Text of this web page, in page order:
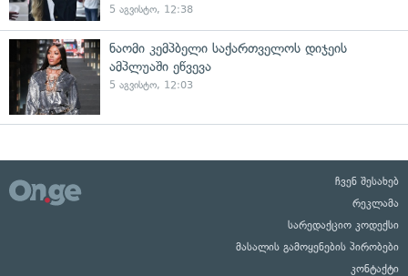
5 აგვისტო, 12:38
ნაომი კემპბელი საქართველოს დიჯეის
ამპლუაში ეწვევა
5 აგვისტო, 12:03
ჩვენ შესახებ
რეკლამა
სარედაქციო კოდექსი
მასალის გამოყენების პირობები
კონტაქტი